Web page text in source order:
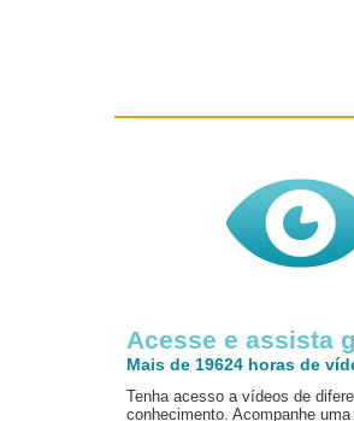
Acesse e assista
Mais de 19624 horas de
Tenha acesso a vídeos de
conhecimento. Acompanhe